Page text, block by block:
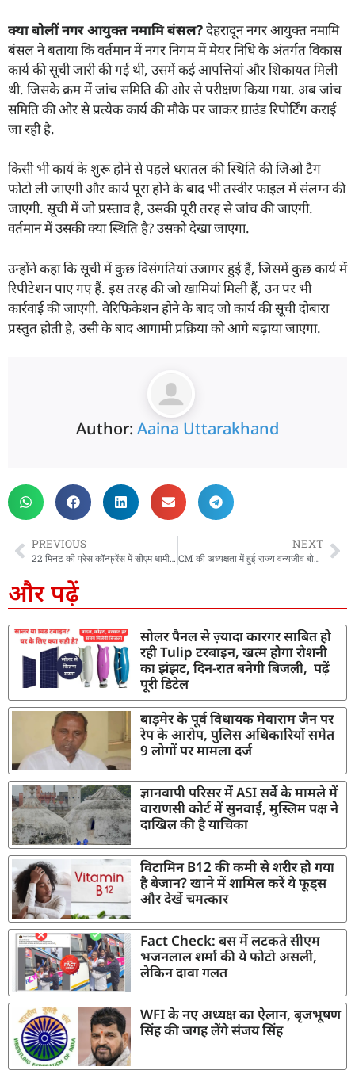
क्या बोलीं नगर आयुक्त नमामि बंसल?देहरादून नगर आयुक्त नमामि
बंसल ने बताया कि वर्तमान में नगर निगम में मेयर निधि के अंतर्गत विकास
कार्य की सूची जारी की गई थी, उसमें कई आपत्तियां और शिकायत मिली
थी. जिसके क्रम में जांच समिति की ओर से परीक्षण किया गया. अब जांच
समिति की ओर से प्रत्येक कार्य की मौके पर जाकर ग्राउंड रिपोर्टिंग कराई
जा रही है.
किसी भी कार्य के शुरू होने से पहले धरातल की स्थिति की जिओ टैग
फोटो ली जाएगी और कार्य पूरा होने के बाद भी तस्वीर फाइल में संलग्न की
जाएगी. सूची में जो प्रस्ताव है, उसकी पूरी तरह से जांच की जाएगी.
वर्तमान में उसकी क्या स्थिति है? उसको देखा जाएगा.
उन्होंने कहा कि सूची में कुछ विसंगतियां उजागर हुई हैं, जिसमें कुछ कार्य में
रिपीटेशन पाए गए हैं. इस तरह की जो खामियां मिली हैं, उन पर भी
कार्रवाई की जाएगी. वेरिफिकेशन होने के बाद जो कार्य की सूची दोबारा
प्रस्तुत होती है, उसी के बाद आगामी प्रक्रिया को आगे बढ़ाया जाएगा.
Author: Aaina Uttarakhand
PREVIOUS
22 मिनट की प्रेस कॉन्फ्रेंस में सीएम धामी ने दिए 14 सवालों के जवाब, अंकिता हत्याकांड पर सामने रखा पक्ष
NEXT
CM की अध्यक्षता में हुई राज्य वन्यजीव बोर्ड की बैठक, CM ने अधिकारियों को दिये मानव-वन्यजीव संघर्ष कम करने के निर्देश
और पढ़ें
सोलर पैनल से ज़्यादा कारगर साबित हो
रही Tulip टरबाइन, खत्म होगा रोशनी
का झंझट, दिन-रात बनेगी बिजली, पढ़ें
पूरी डिटेल
बाड़मेर के पूर्व विधायक मेवाराम जैन पर
रेप के आरोप, पुलिस अधिकारियों समेत
9 लोगों पर मामला दर्ज
ज्ञानवापी परिसर में ASI सर्वे के मामले में
वाराणसी कोर्ट में सुनवाई, मुस्लिम पक्ष ने
दाखिल की है याचिका
विटामिन B12 की कमी से शरीर हो गया
है बेजान? खाने में शामिल करें ये फूड्स
और देखें चमत्कार
Fact Check: बस में लटकते सीएम
भजनलाल शर्मा की ये फोटो असली,
लेकिन दावा गलत
WFI के नए अध्यक्ष का ऐलान, बृजभूषण
सिंह की जगह लेंगे संजय सिंह